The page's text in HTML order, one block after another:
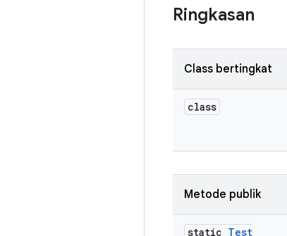
Ringkasan
Class bertingkat
class
Metode publik
static Test